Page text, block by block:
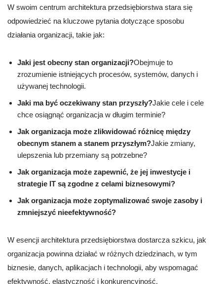
W swoim centrum architektura przedsiębiorstwa stara się
odpowiedzieć na kluczowe pytania dotyczące sposobu
działania organizacji, takie jak:
Jaki jest obecny stan organizacji?Obejmuje to
zrozumienie istniejących procesów, systemów, danych i
używanej technologii.
Jaki ma być oczekiwany stan przyszły?Jakie cele i cele
chce osiągnąć organizacja w długim terminie?
Jak organizacja może zlikwidować różnicę między
obecnym stanem a stanem przyszłym?Jakie zmiany,
ulepszenia lub przemiany są potrzebne?
Jak organizacja może zapewnić, że jej inwestycje i
strategie IT są zgodne z celami biznesowymi?
Jak organizacja może zoptymalizować swoje zasoby i
zmniejszyć nieefektywność?
W esencji architektura przedsiębiorstwa dostarcza szkicu, jak
organizacja powinna działać w różnych dziedzinach, w tym
biznesie, danych, aplikacjach i technologii, aby wspomagać
efektywność, elastyczność i konkurencyjność.